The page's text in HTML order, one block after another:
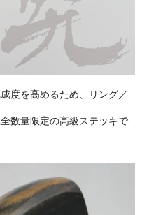
度を高めるため、リング／
数量限定の高級ステッキで